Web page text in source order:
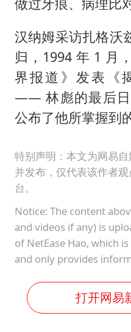
汉纳姆采访扎格沃
归，1994 年 1 月
界报道》发表《
—— 林彪的最后日
公布了他所掌握到
特别声明：本文为网易
并发布，仅代表该作者
台。
Notice: The content
and videos if any) is
of NetEase Hao, which
and only provides
打开网易